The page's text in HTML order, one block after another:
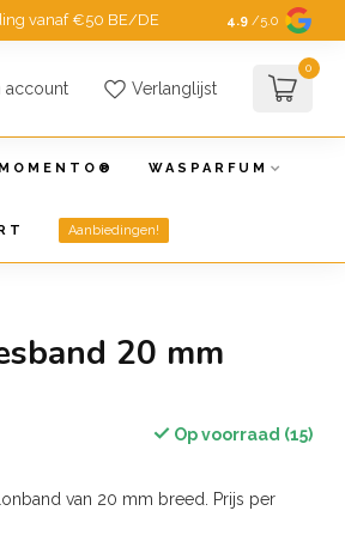
vanaf €50 BE/DE 4.9 /5.0
account Verlanglijst
0
WASPARFUM
Aanbiedingen!
20 mm
Op voorraad (15)
van 20 mm breed. Prijs per